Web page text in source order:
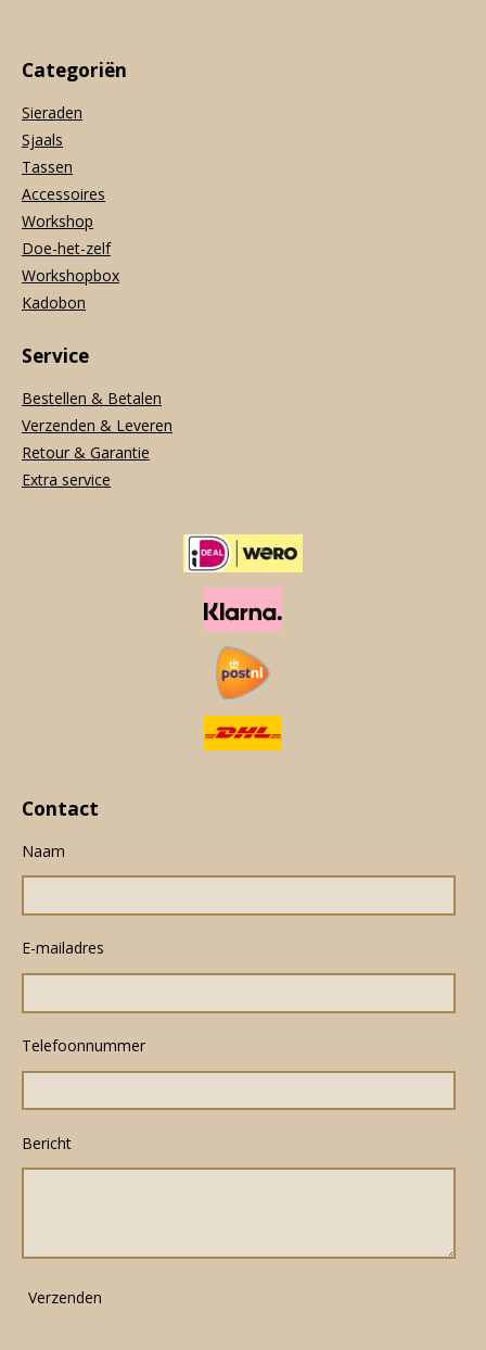
Categoriën
Sieraden
Sjaals
Tassen
Accessoires
Workshop
Doe-het-zelf
Workshopbox
Kadobon
Service
Bestellen & Betalen
Verzenden & Leveren
Retour & Garantie
Extra service
Contact
Naam
E-mailadres
Telefoonnummer
Bericht
Verzenden